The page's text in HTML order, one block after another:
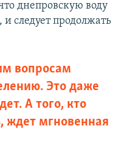
днепровскую воду
и следует продолжать
вопросам
Это даже
А того, кто
ждет мгновенная